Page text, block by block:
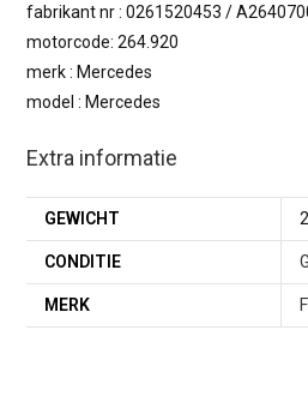
fabrikant nr : 0261520453 /
motorcode: 264.920
merk : Mercedes
model : Mercedes
Extra informatie
GEWICHT
CONDITIE
MERK